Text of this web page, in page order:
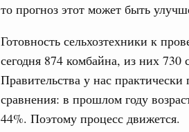
то прогноз этот может быть
Готовность сельхозтехники к
сегодня 874 комбайна, из них 730
Правительства у нас
сравнения: в прошлом году
44%. Поэтому процесс движется.